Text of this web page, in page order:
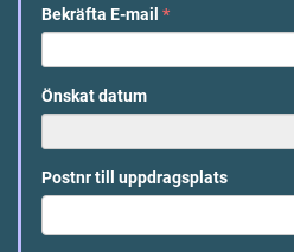
Bekräfta E-mail *
Önskat datum
Postnr till uppdragsplats